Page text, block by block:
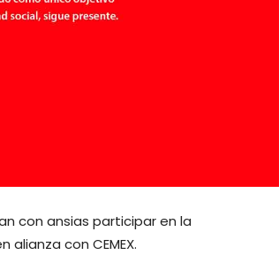
con ansias participar en la
con CEMEX.